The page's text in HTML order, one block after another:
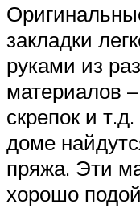
закладки
руками из
материалов
скрепок и
доме
пряжа. Эти
хорошо